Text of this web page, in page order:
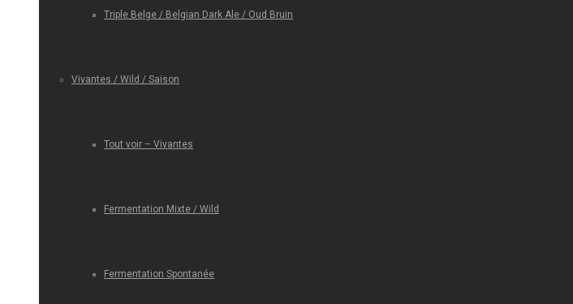
Triple Belge / Belgian Dark Ale / Oud Bruin
Vivantes / Wild / Saison
Tout voir – Vivantes
Fermentation Mixte / Wild
Fermentation Spontanée